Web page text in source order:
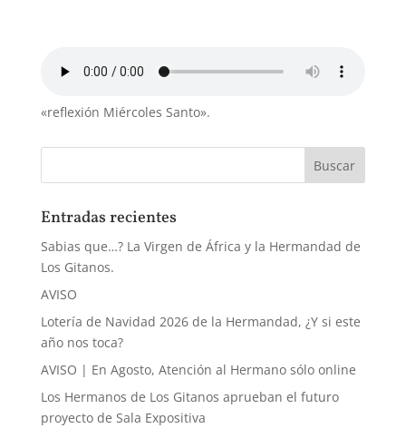
«reflexión Miércoles Santo».
Entradas recientes
Sabias que…? La Virgen de África y la Hermandad de
Los Gitanos.
AVISO
Lotería de Navidad 2026 de la Hermandad, ¿Y si este
año nos toca?
AVISO | En Agosto, Atención al Hermano sólo online
Los Hermanos de Los Gitanos aprueban el futuro
proyecto de Sala Expositiva